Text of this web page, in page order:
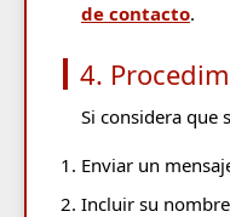
de contacto.
4.
Si considera que
Enviar un
Incluir su